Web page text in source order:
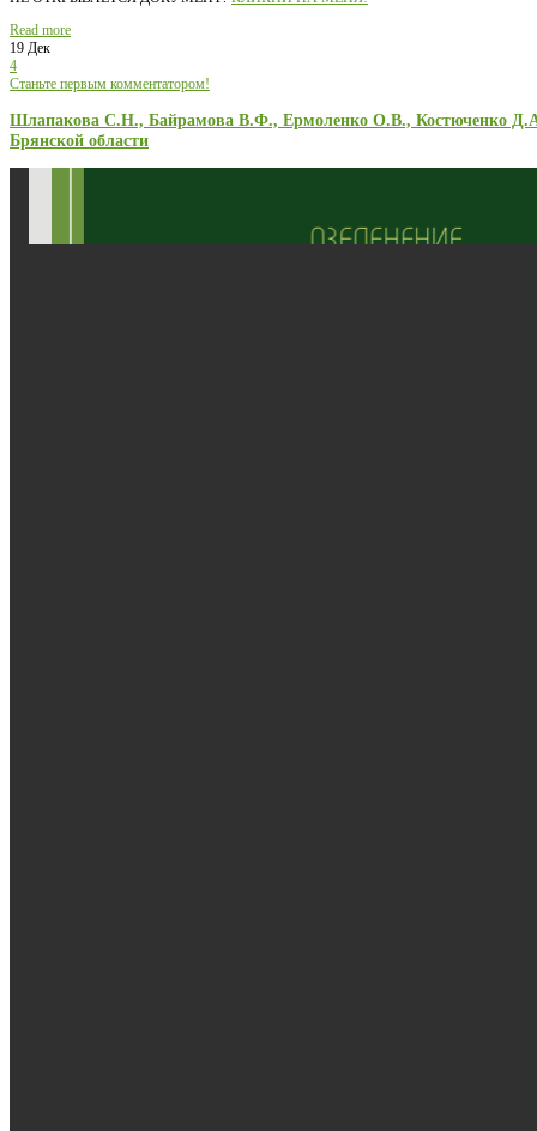
Read more
19 Дек
4
Станьте первым комментатором!
Шлапакова С.Н., Байрамова В.Ф., Ермоленко О.В., Костюченко Д.А.
Брянской области